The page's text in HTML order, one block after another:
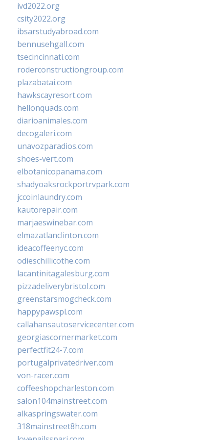
ivd2022.org
csity2022.org
ibsarstudyabroad.com
bennusehgall.com
tsecincinnati.com
roderconstructiongroup.com
plazabatai.com
hawkscayresort.com
hellonquads.com
diarioanimales.com
decogaleri.com
unavozparadios.com
shoes-vert.com
elbotanicopanama.com
shadyoaksrockportrvpark.com
jccoinlaundry.com
kautorepair.com
marjaeswinebar.com
elmazatlanclinton.com
ideacoffeenyc.com
odieschillicothe.com
lacantinitagalesburg.com
pizzadeliverybristol.com
greenstarsmogcheck.com
happypawspl.com
callahansautoservicecenter.com
georgiascornermarket.com
perfectfit24-7.com
portugalprivatedriver.com
von-racer.com
coffeeshopcharleston.com
salon104mainstreet.com
alkaspringswater.com
318mainstreet8h.com